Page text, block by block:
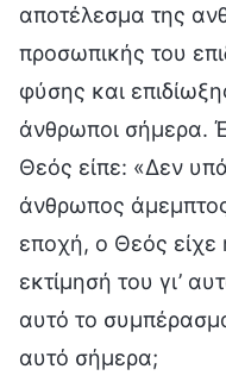
αποτέλεσμα της
προσωπικής του
φύσης και
άνθρωποι σήμερα.
Θεός είπε: «Δεν
άνθρωπος
εποχή, ο Θεός
εκτίμησή του γι’
αυτό το
αυτό σήμερα;